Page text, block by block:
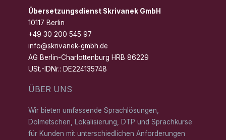
Übersetzungsdienst Skrivanek GmbH
10117 Berlin
+49 30 200 545 97
info@skrivanek-gmbh.de
AG Berlin-Charlottenburg HRB 86229
USt.-IDNr.: DE224135748
ÜBER UNS
Wir bieten umfassende Sprachlösungen,
Dolmetschen, Lokalisierung, DTP und Sprachkurse
für Kunden mit unterschiedlichen Anforderungen